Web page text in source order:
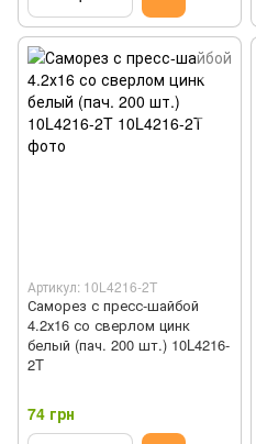
Артикул: 10L4216-2T
Саморез с пресс-шайбой
4.2х16 со сверлом цинк
белый (пач. 200 шт.) 10L4216-
2T
74 грн